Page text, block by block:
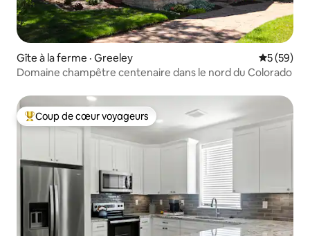
Gîte à la ferme · Greeley Note
5 (59)
Domaine champêtre centenaire dans le nord du Colorado
Coup de cœur voyageurs parmi les plus aimés
Coup de cœur voyageurs